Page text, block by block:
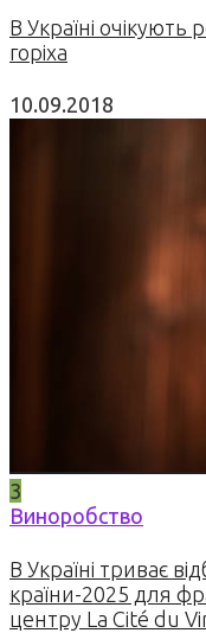
В Україні
горіха
10.09.2018
3
Виноробство
В Україні триває
країни-2025 для
центру La Cité du